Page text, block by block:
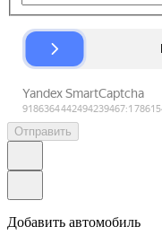
Отправить
Добавить автомобиль